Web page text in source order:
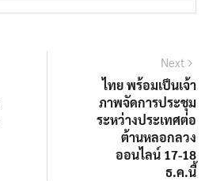
Next
post:
ไทย พร้อมเป็นเจ้า
ภาพจัดการประชุม
ระหว่างประเทศต่อ
ต้านหลอกลวง
ออนไลน์ 17-18
ธ.ค.นี้